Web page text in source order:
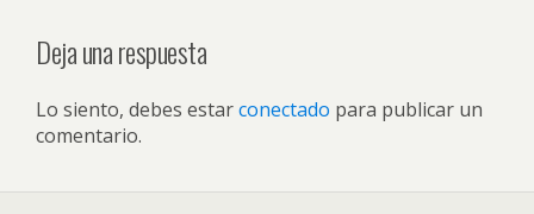
Deja una respuesta
Lo siento, debes estarconectado para publicar un
comentario.